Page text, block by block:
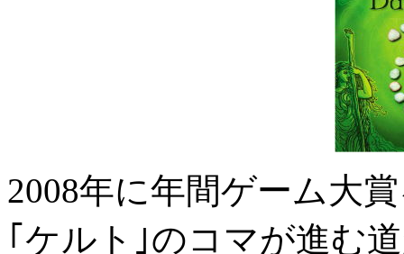
2008年に年間ゲーム大
｢ケルト｣のコマが進む